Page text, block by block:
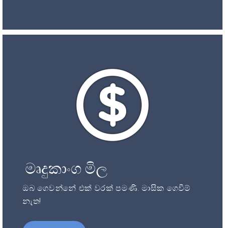
මෘදුකාංග මිල
ඔබ ගෙවන්නේ එක් වරක් පමණි. මාසික ගෙවීම්
නැත!